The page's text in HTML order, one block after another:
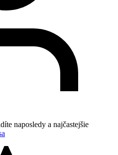
naposledy a najčastejšie